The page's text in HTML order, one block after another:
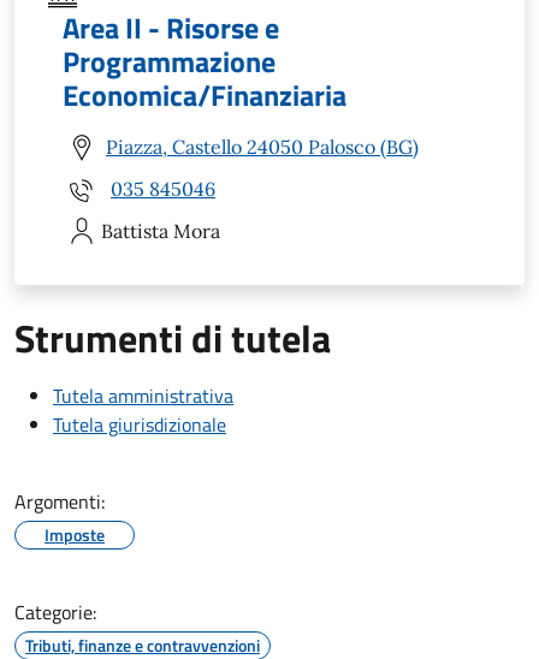
Area II - Risorse e
Programmazione
Economica/Finanziaria
Piazza, Castello 24050 Palosco (BG)
035 845046
Battista Mora
Strumenti di tutela
Tutela amministrativa
Tutela giurisdizionale
Argomenti:
Imposte
Categorie:
Tributi, finanze e contravvenzioni